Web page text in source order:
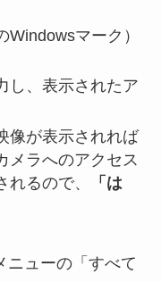
Windowsマーク）
し、表示されたア
像が表示されれば
メラへのアクセス
るので、
「は
ニューの「すべて